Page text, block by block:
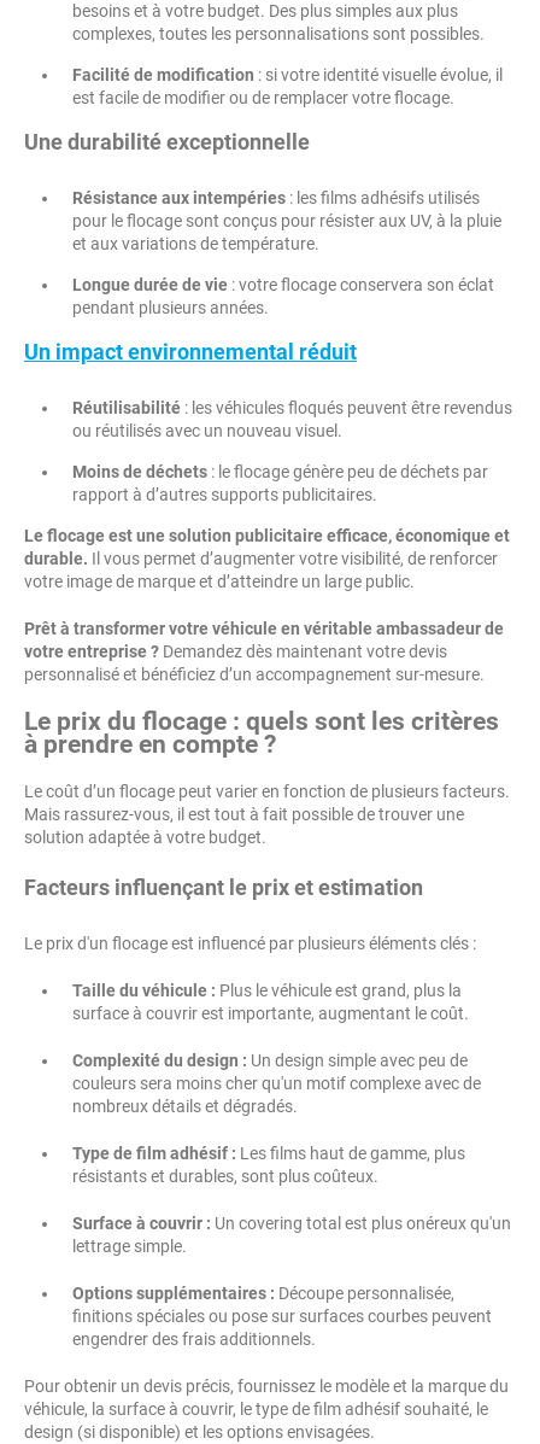
besoins et à votre budget. Des plus simples aux plus
complexes, toutes les personnalisations sont possibles.
Facilité de modification : si votre identité visuelle évolue, il
est facile de modifier ou de remplacer votre flocage.
Une durabilité exceptionnelle
Résistance aux intempéries : les films adhésifs utilisés
pour le flocage sont conçus pour résister aux UV, à la pluie
et aux variations de température.
Longue durée de vie : votre flocage conservera son éclat
pendant plusieurs années.
Un impact environnemental réduit
Réutilisabilité : les véhicules floqués peuvent être revendus
ou réutilisés avec un nouveau visuel.
Moins de déchets : le flocage génère peu de déchets par
rapport à d’autres supports publicitaires.
Le flocage est une solution publicitaire efficace, économique et
durable. Il vous permet d’augmenter votre visibilité, de renforcer
votre image de marque et d’atteindre un large public.
Prêt à transformer votre véhicule en véritable ambassadeur de
votre entreprise ? Demandez dès maintenant votre devis
personnalisé et bénéficiez d’un accompagnement sur-mesure.
Le prix du flocage : quels sont les critères
à prendre en compte ?
Le coût d’un flocage peut varier en fonction de plusieurs facteurs.
Mais rassurez-vous, il est tout à fait possible de trouver une
solution adaptée à votre budget.
Facteurs influençant le prix et estimation
Le prix d'un flocage est influencé par plusieurs éléments clés :
Taille du véhicule : Plus le véhicule est grand, plus la
surface à couvrir est importante, augmentant le coût.
Complexité du design : Un design simple avec peu de
couleurs sera moins cher qu'un motif complexe avec de
nombreux détails et dégradés.
Type de film adhésif : Les films haut de gamme, plus
résistants et durables, sont plus coûteux.
Surface à couvrir : Un covering total est plus onéreux qu'un
lettrage simple.
Options supplémentaires : Découpe personnalisée,
finitions spéciales ou pose sur surfaces courbes peuvent
engendrer des frais additionnels.
Pour obtenir un devis précis, fournissez le modèle et la marque du
véhicule, la surface à couvrir, le type de film adhésif souhaité, le
design (si disponible) et les options envisagées.